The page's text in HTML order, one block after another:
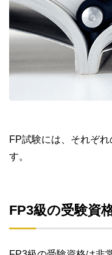
FP試験には、それぞ
す。
FP3級の受験資